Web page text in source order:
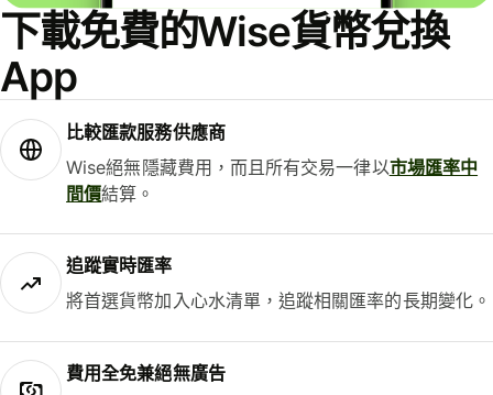
下載免費的Wise貨幣兌換
App
比較匯款服務供應商
Wise絕無隱藏費用，而且所有交易一律以市場匯率中
間價結算。
追蹤實時匯率
將首選貨幣加入心水清單，追蹤相關匯率的長期變化。
費用全免兼絕無廣告